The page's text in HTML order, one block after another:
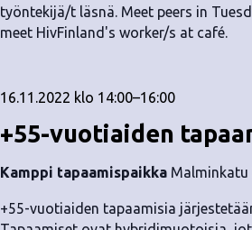
työntekijä/t läsnä. Meet peers in
meet HivFinland's worker/s at café.
+55-vuotiaiden
16.11.2022 klo 14:00–16:00
Kamppi tapaamispaikka Malminkatu
+55-vuotiaiden tapaamisia